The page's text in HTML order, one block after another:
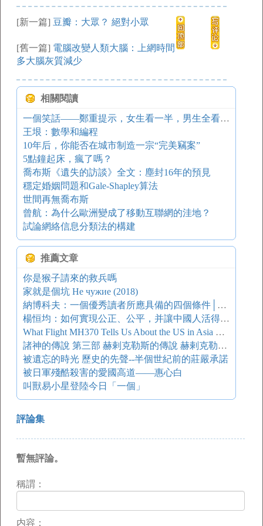
[新一篇] 豆瓣：大眾？ 絕對小眾
[舊一篇] 電腦改變人類大腦：上網時間
多大腦灰質減少
相關閱讀
一個笑話——鄭重提示，女生看一半，男生全看完 - Free Programmer
王垠：數學和編程
10年后，你能否在城市制造一宗“完美竊案”
5點鐘起床，瘋了嗎？
喬布斯《遺失的訪談》全文：塵封16年的預見
穩定婚姻問題和Gale-Shapley算法
世間再無喬布斯
曾航：為什么歐洲變成了移動互聯網的洼地？
試論網絡信息分類法的構建
推薦文章
你是猴子請來的救兵嗎
家就是個坑 Не чужие (2018)
納博科夫：一個優秀讀者所應具備的四個條件│鳳凰讀書
楊恒均：如何實現公正、公平，并讓中國人活得有尊嚴？
What Flight MH370 Tells Us About the US in Asia 馬航370給美國提供了哪些機會？
諸神的傳說 第三部 赫剌克勒斯的傳說 赫剌克勒斯在十字路口
被遺忘的時光 歷史的先聲--半個世紀前的莊嚴承諾
被日軍殘酷殺害的愛國高道——惠心白
叫獸易小星登陸今日「一個」
評論集
暫無評論。
稱謂：
内容：